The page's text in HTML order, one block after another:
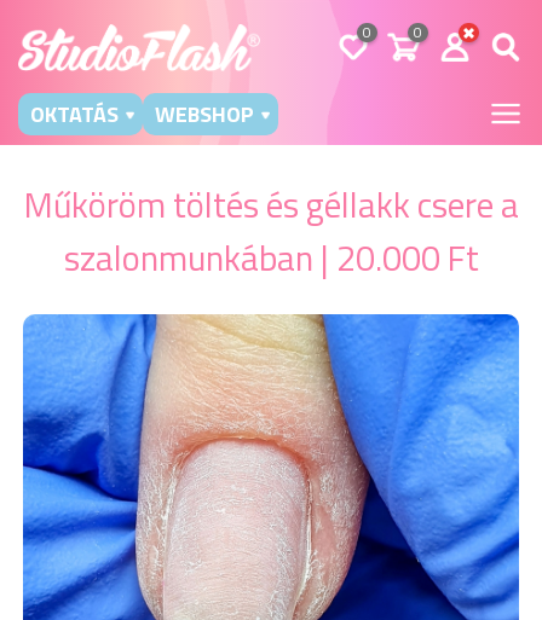
0 0
OKTATÁS WEBSHOP
Műköröm töltés és géllakk csere a
szalonmunkában | 20.000 Ft